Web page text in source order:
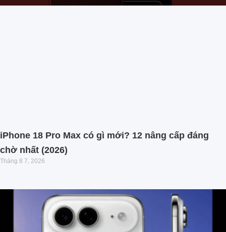
iPhone 18 Pro Max có gì mới? 12 nâng cấp đáng
chờ nhất (2026)
Tháng 8 7, 2026